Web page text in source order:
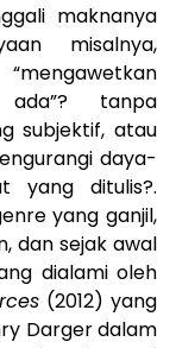
maknanya
misalnya,
tanpa
subjektif, atau
daya-
yang ditulis?.
yang ganjil,
dan sejak awal
dialami oleh
(2012) yang
Darger dalam